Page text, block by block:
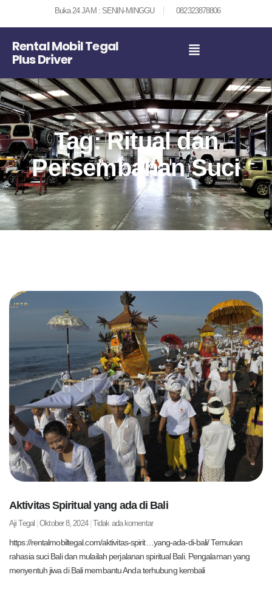
Buka 24 JAM : SENIN-MINGGU 082323878806
Rental Mobil Tegal
Plus Driver
Tag: Ritual dan
Persembahan Suci
Aktivitas Spiritual yang ada di Bali
Aji Tegal Oktober 8, 2024 Tidak ada komentar
https://rentalmobiltegal.com/aktivitas-spirit…yang-ada-di-bali/ Temukan
rahasia suci Bali dan mulailah perjalanan spiritual Bali. Pengalaman yang
menyentuh jiwa di Bali membantu Anda terhubung kembali